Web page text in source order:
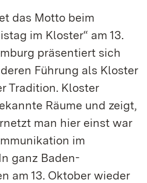
das Motto beim
im Kloster“ am 13.
präsentiert sich
Führung als Kloster
Tradition. Kloster
Räume und zeigt,
man hier einst war
im
ganz Baden-
am 13. Oktober wieder